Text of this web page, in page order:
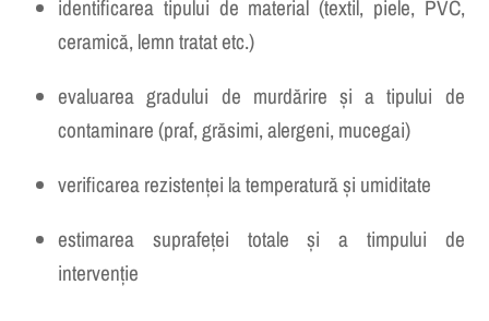
identificarea tipului de material (textil, piele, PVC,
ceramică, lemn tratat etc.)
evaluarea gradului de murdărire și a tipului de
contaminare (praf, grăsimi, alergeni, mucegai)
verificarea rezistenței la temperatură și umiditate
estimarea suprafeței totale și a timpului de
intervenție